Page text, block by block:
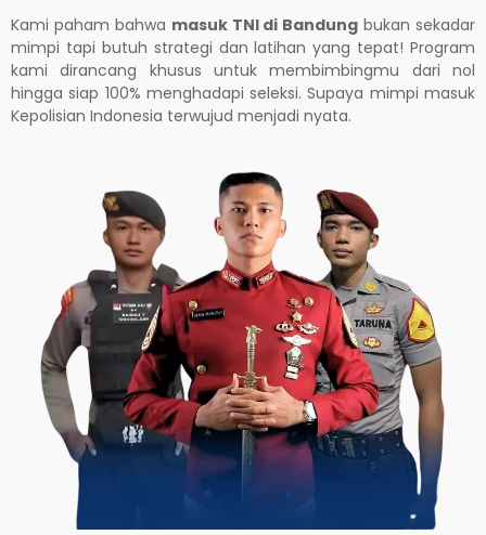
Kami paham bahwa masuk TNI di Bandung bukan sekadar
mimpi tapi butuh strategi dan latihan yang tepat! Program
kami dirancang khusus untuk membimbingmu dari nol
hingga siap 100% menghadapi seleksi. Supaya mimpi masuk
Kepolisian Indonesia terwujud menjadi nyata.